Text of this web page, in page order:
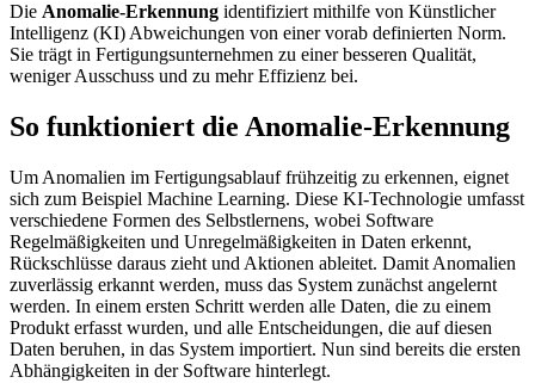
Die Anomalie-Erkennung identifiziert mithilfe von Künstlicher
Intelligenz (KI) Abweichungen von einer vorab definierten Norm.
Sie trägt in Fertigungsunternehmen zu einer besseren Qualität,
weniger Ausschuss und zu mehr Effizienz bei.
So funktioniert die Anomalie-Erkennung
Um Anomalien im Fertigungsablauf frühzeitig zu erkennen, eignet
sich zum Beispiel Machine Learning. Diese KI-Technologie umfasst
verschiedene Formen des Selbstlernens, wobei Software
Regelmäßigkeiten und Unregelmäßigkeiten in Daten erkennt,
Rückschlüsse daraus zieht und Aktionen ableitet. Damit Anomalien
zuverlässig erkannt werden, muss das System zunächst angelernt
werden. In einem ersten Schritt werden alle Daten, die zu einem
Produkt erfasst wurden, und alle Entscheidungen, die auf diesen
Daten beruhen, in das System importiert. Nun sind bereits die ersten
Abhängigkeiten in der Software hinterlegt.